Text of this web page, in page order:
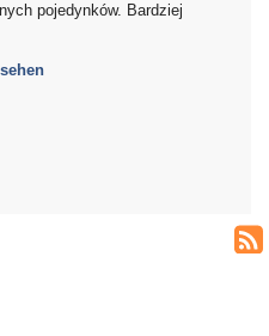
pojedynków. Bardziej